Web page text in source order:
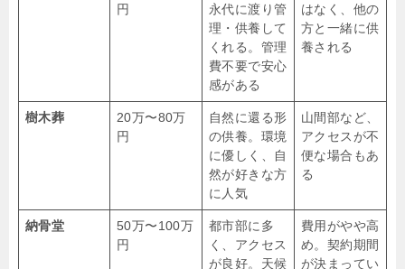
円
永代に渡り管
理・供養して
くれる。管理
費不要で安心
感がある
はなく、他の
方と一緒に供
養される
樹木葬
20万〜80万
円
自然に還る形
の供養。環境
に優しく、自
然が好きな方
に人気
山間部など、
アクセスが不
便な場合もあ
る
納骨堂
50万〜100万
円
都市部に多
く、アクセス
が良好。天候
費用がやや高
め。契約期間
が決まってい